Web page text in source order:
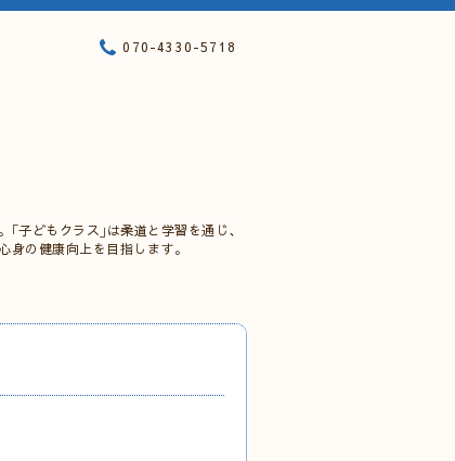
子どもクラス｣は柔道と学習を通じ、
の健康向上を目指します。
070-4330-5718